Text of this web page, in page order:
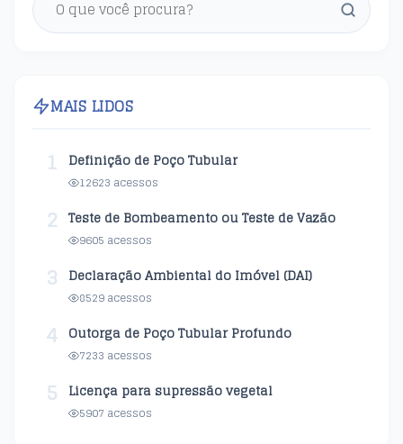
MAIS LIDOS
1 Definição de Poço Tubular
12623 acessos
2 Teste de Bombeamento ou Teste de Vazão
9605 acessos
3 Declaração Ambiental do Imóvel (DAI)
8529 acessos
4 Outorga de Poço Tubular Profundo
7233 acessos
5 Licença para supressão vegetal
5907 acessos